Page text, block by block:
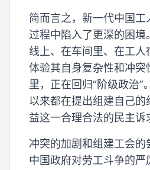
简而言之，新一代中国工
过程中陷入了更深的困境
线上、在车间里、在工人
体验其自身复杂性和冲突
里，正在回归“阶级政治”
以来都在提出组建自己的
益这一合理合法的民主诉
冲突的加剧和组建工会的
中国政府对劳工斗争的